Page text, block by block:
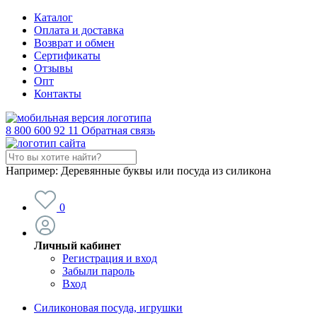
Каталог
Оплата и доставка
Возврат и обмен
Сертификаты
Отзывы
Опт
Контакты
8 800 600 92 11 Обратная связь
Например: Деревянные буквы или посуда из силикона
0
Личный кабинет
Регистрация и вход
Забыли пароль
Вход
Силиконовая посуда, игрушки